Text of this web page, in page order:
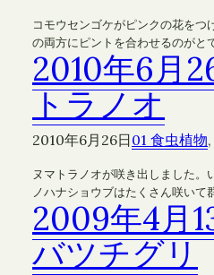
コモウセンゴケがピンクの花をつ
の両方にピントを合わせるのがと
2010年6月
トラノオ
2010年6月26日01 食虫植物,
ヌマトラノオが咲き出しました。
ノハナショウブはたくさん咲い
2009年4月
バツチグリ